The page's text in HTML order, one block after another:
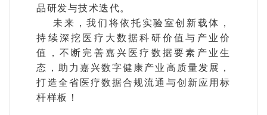
品研发与技术迭代。
未来，我们将依托实验室创新载体，
持续深挖医疗大数据科研价值与产业价
值，不断完善嘉兴医疗数据要素产业生
态，助力嘉兴数字健康产业高质量发展，
打造全省医疗数据合规流通与创新应用标
杆样板！